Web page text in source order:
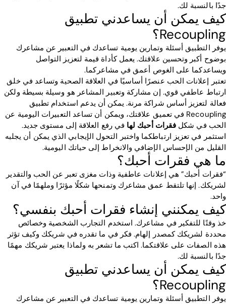
جدًا بالنسبة لك.
كيف يمكن أن يساعدني تطبيق
Recoupling؟
يوفر التطبيق أسئلة وتمارين يومية تساعدك في التعبير عن مشاعرك
بوضوح أكبر وتحسين علاقتك. يعمل كأداة قيمة لتعزيز التواصل
ويساعدكما على الغوص أعمق في مشاعركما.
تعتبر إعلانات الحب عنصرًا أساسيًا في العلاقة الصحية وتساعد في خلق
ارتباط عاطفي قوي. إن مشاركة وتعبير المشاعر هو وسيلة بسيطة ولكن
فعالة لتعزيز أساس شراكة مرنة. يمكن أن يدعم استخدام تطبيق
Recoupling في تعميق علاقتك، ويمكن أن تساعد التعبيرات اليومية عن
الحب في شكل فقرات أحبك لها في رفع العلاقة إلى مستوى جديد.
استثمر في تعزيز ارتباطكما واختبر التحول الإيجابي الذي يمكن أن يجلبه
القليل من الإحساس الإضافي والانخراط إلى حياتك اليومية.
ما هي فقرات أحبك؟
“فقرات أحبك” هي إعلانات عاطفية وذات مغزى تعبر عن الحب والتقدير
لشريكك. إنها تلتقط عمق مشاعرك وتمنحها شكلًا مؤثرًا وملهمًا في آن
واحد.
كيف يمكنني إنشاء فقرات أحبك بنفسي؟
خذ وقتًا للتفكير في مشاعرك. استخدم التجارب الشخصية وخصائص
محددة لشريكك كمصدر إلهام. فكر في ما تقدره في شريكك وكيف تؤثر
هذه الصفات على علاقتكما. اكتب ما تشعر به ولماذا يعتبر شريكك مهمًا
جدًا بالنسبة لك.
كيف يمكن أن يساعدني تطبيق
Recoupling؟
يوفر التطبيق أسئلة وتمارين يومية تساعدك في التعبير عن مشاعرك